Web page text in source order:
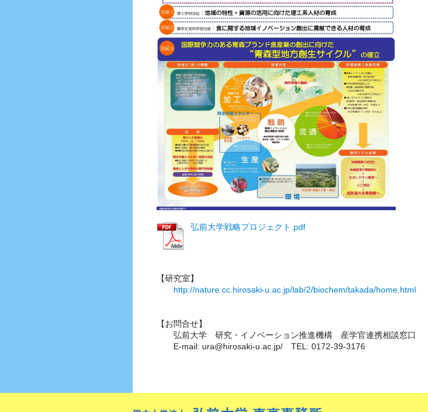
弘前大学戦略プロジェクト.pdf
【研究室】
http://nature.cc.hirosaki-u.ac.jp/lab/2/biochem/takada/home.html
【お問合せ】
弘前大学 研究・イノベーション推進機構 産学官連携相談窓口
E-mail: ura@hirosaki-u.ac.jp/ TEL: 0172-39-3176